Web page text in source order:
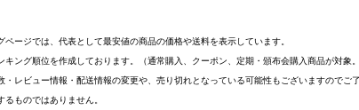
ージでは、代表として最安値の商品の価格や送料を表示しています。
グ順位を作成しております。（通常購入、クーポン、定期・頒布会購入商品が対象
レビュー情報・配送情報の変更や、売り切れとなっている可能性もございますのでご了
ものではありません。